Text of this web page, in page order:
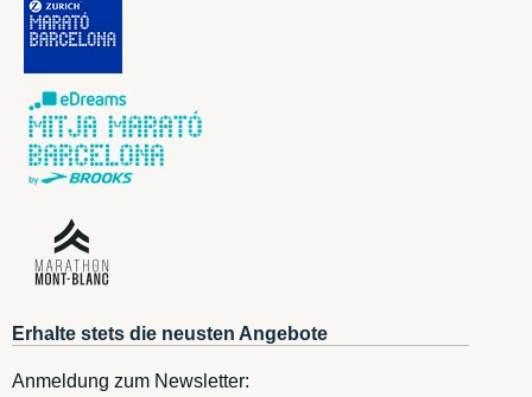
Erhalte stets die neusten Angebote
Anmeldung zum Newsletter: